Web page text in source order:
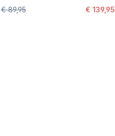
€ 89,95 € 139,95